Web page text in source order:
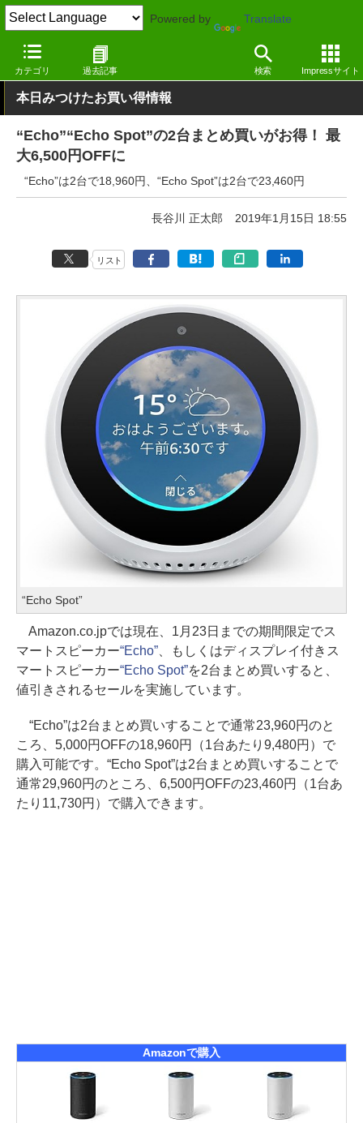
Powered by Translate
カテゴリ 過去記事 検索 Impressサイト
窓の杜 システム・ファイル その他
本日みつけたお買い得情報
“Echo”“Echo Spot”の2台まとめ買いがお得！ 最
大6,500円OFFに
“Echo”は2台で18,960円、“Echo Spot”は2台で23,460円
長谷川 正太郎 2019年1月15日 18:55
リスト
“Echo Spot”
Amazon.co.jpでは現在、1月23日までの期間限定でス
マートスピーカー“Echo”、もしくはディスプレイ付きス
マートスピーカー“Echo Spot”を2台まとめ買いすると、
値引きされるセールを実施しています。
“Echo”は2台まとめ買いすることで通常23,960円のと
ころ、5,000円OFFの18,960円（1台あたり9,480円）で
購入可能です。“Echo Spot”は2台まとめ買いすることで
通常29,960円のところ、6,500円OFFの23,460円（1台あ
たり11,730円）で購入できます。
Amazonで購入